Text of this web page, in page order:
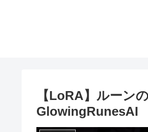
【LoRA】ルーン
GlowingRunesAI